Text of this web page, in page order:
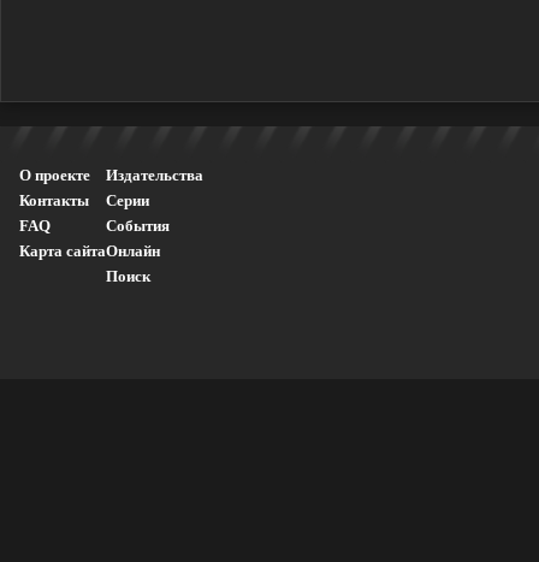
О проекте
Контакты
FAQ
Карта сайта
Издательства
Серии
События
Онлайн
Поиск